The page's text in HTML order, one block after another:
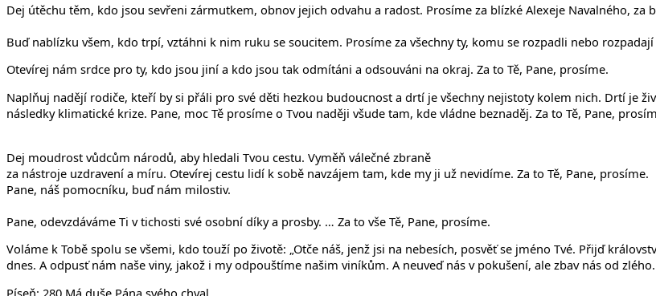
Dej útěchu těm, kdo jsou sevřeni zármutkem, obnov jejich odvahu a radost. Prosíme za blízké Alexeje Navalného, za
Buď nablízku všem, kdo trpí, vztáhni k nim ruku se soucitem. Prosíme za všechny ty, komu se rozpadli nebo
Otevírej nám srdce pro ty, kdo jsou jiní a kdo jsou tak odmítáni a odsouváni na okraj. Za to Tě, Pane, prosíme.
Naplňuj nadějí rodiče, kteří by si přáli pro své děti hezkou budoucnost a drtí je všechny nejistoty kolem nich. Drtí je
následky klimatické krize. Pane, moc Tě prosíme o Tvou naději všude tam, kde vládne beznaděj. Za to Tě, Pane,
Dej moudrost vůdcům národů, aby hledali Tvou cestu. Vyměň válečné zbraně
za nástroje uzdravení a míru. Otevírej cestu lidí k sobě navzájem tam, kde my ji už nevidíme. Za to Tě, Pane, prosíme.
Pane, náš pomocníku, buď nám milostiv.
Pane, odevzdáváme Ti v tichosti své osobní díky a prosby. … Za to vše Tě, Pane, prosíme.
Voláme k Tobě spolu se všemi, kdo touží po životě: „Otče náš, jenž jsi na nebesích, posvěť se jméno Tvé. Přijď
dnes. A odpusť nám naše viny, jakož i my odpouštíme našim viníkům. A neuveď nás v pokušení, ale zbav nás od